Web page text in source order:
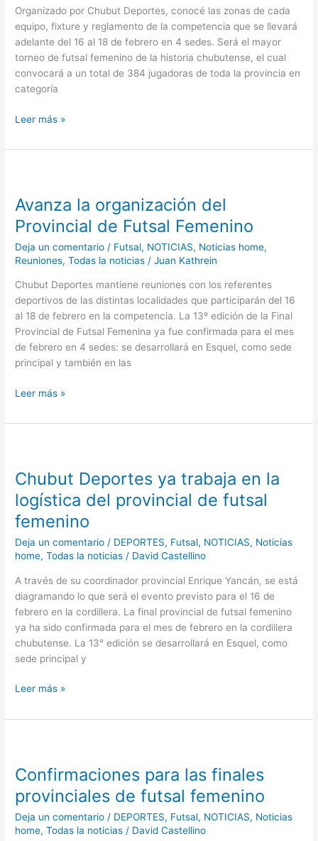
Organizado por Chubut Deportes, conocé las zonas de cada
equipo, fixture y reglamento de la competencia que se llevará
adelante del 16 al 18 de febrero en 4 sedes. Será el mayor
torneo de futsal femenino de la historia chubutense, el cual
convocará a un total de 384 jugadoras de toda la provincia en
categoría
Futsal
Femenino
Leer más »
Avanza la organización del
Provincial de Futsal Femenino
Deja un comentario / Futsal, NOTICIAS, Noticias home,
Reuniones,Todas la noticias /Juan Kathrein
Chubut Deportes mantiene reuniones con los referentes
deportivos de las distintas localidades que participarán del 16
al 18 de febrero en la competencia. La 13º edición de la Final
Provincial de Futsal Femenina ya fue confirmada para el mes
de febrero en 4 sedes: se desarrollará en Esquel, como sede
principal y también en las
organización
del
Provincial
de
Futsal
Femenino
Leer más »
Chubut Deportes ya trabaja en la
logística del provincial de futsal
femenino
Deja un comentario / DEPORTES, Futsal, NOTICIAS, Noticias
home,Todas la noticias / David Castellino
A través de su coordinador provincial Enrique Yancán, se está
diagramando lo que será el evento previsto para el 16 de
febrero en la cordillera. La final provincial de futsal femenino
ya ha sido confirmada para el mes de febrero en la cordillera
chubutense. La 13° edición se desarrollará en Esquel, como
sede principal y
ya
trabaja
en
la
logística
del
de
futsal
femenino
Leer más »
Confirmaciones para las finales
provinciales de futsal femenino
Deja un comentario / DEPORTES, Futsal, NOTICIAS, Noticias
home,Todas la noticias / David Castellino
las
provinciales
de
futsal